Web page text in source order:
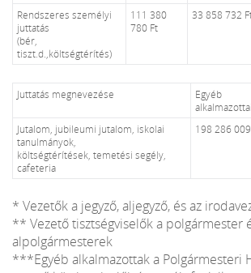
Rendszeres személyi
juttatás
(bér,
tiszt.d.,költségtérítés)
111 380
780 Ft
33 858 732
Juttatás megnevezése
Egyéb
Jutalom, jubileumi jutalom, iskolai
tanulmányok,
költségtérítések, temetési segély,
cafeteria
198 286
* Vezetők a jegyző, aljegyző, és az
** Vezető tisztségviselők a polgármester
alpolgármesterek
***Egyéb alkalmazottak a Polgármesteri